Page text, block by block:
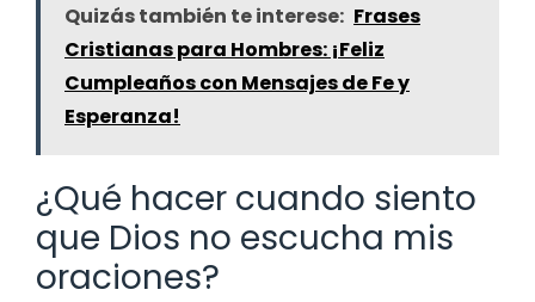
Quizás también te interese: Frases
Cristianas para Hombres: ¡Feliz
Cumpleaños con Mensajes de Fe y
Esperanza!
¿Qué hacer cuando siento
que Dios no escucha mis
oraciones?